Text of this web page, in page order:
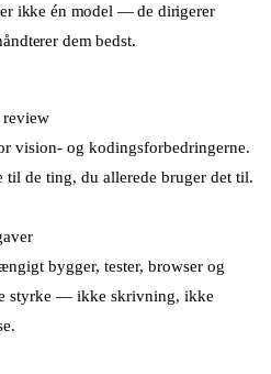
ikke én model — de dirigerer
dem bedst.
vision- og kodingsforbedringerne.
til de ting, du allerede bruger det til.
bygger, tester, browser og
styrke — ikke skrivning, ikke